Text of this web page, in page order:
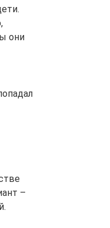
они
–